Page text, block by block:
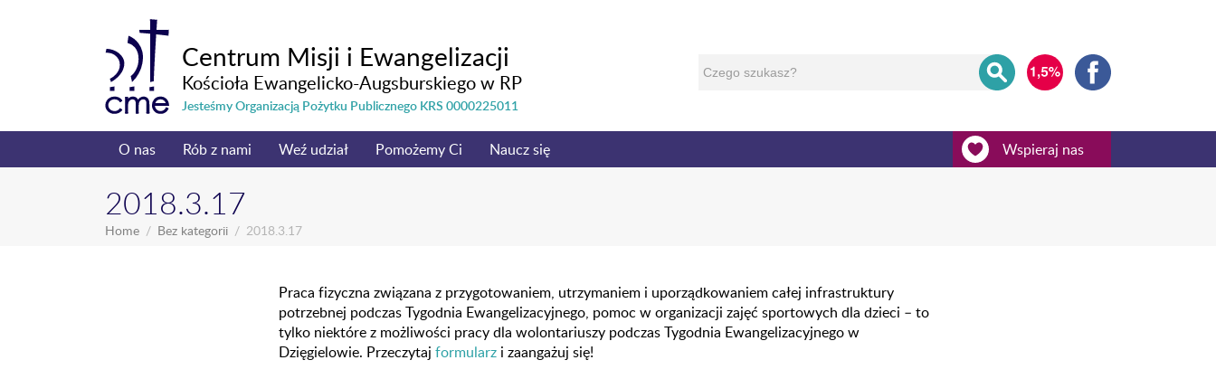
Centrum Misji i Ewangelizacji
Kościoła Ewangelicko-Augsburskiego w RP
Jesteśmy Organizacją Pożytku Publicznego KRS 0000225011
O nas Rób z nami Weź udział Pomożemy Ci Naucz się Wspieraj nas
2018.3.17
Home Bez kategorii 2018.3.17
Praca fizyczna związana z przygotowaniem, utrzymaniem i uporządkowaniem całej infrastruktury
potrzebnej podczas Tygodnia Ewangelizacyjnego, pomoc w organizacji zajęć sportowych dla dzieci – to
tylko niektóre z możliwości pracy dla wolontariuszy podczas Tygodnia Ewangelizacyjnego w
Dzięgielowie. Przeczytajformularz i zaangażuj się!